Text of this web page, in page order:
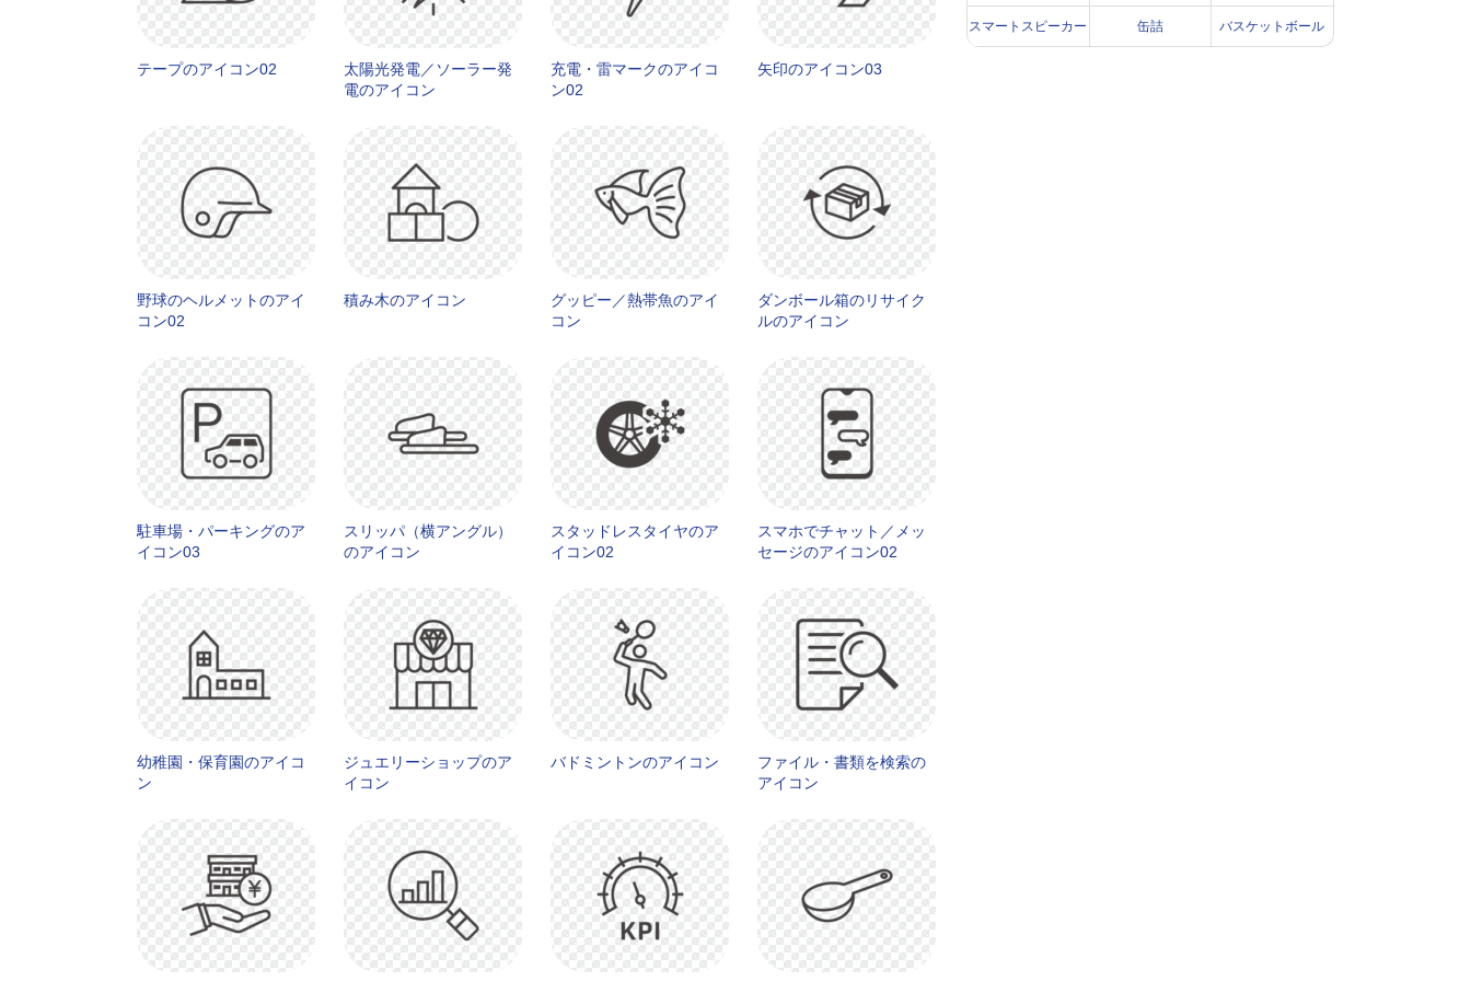
テープのアイコン02
太陽光発電／ソーラー発
電のアイコン
充電・雷マークのアイコ
ン02
矢印のアイコン03
野球のヘルメットのアイ
コン02
積み木のアイコン
グッピー／熱帯魚のアイ
コン
ダンボール箱のリサイク
ルのアイコン
駐車場・パーキングのア
イコン03
スリッパ（横アングル）
のアイコン
スタッドレスタイヤのア
イコン02
スマホでチャット／メッ
セージのアイコン02
幼稚園・保育園のアイコ
ン
ジュエリーショップのア
イコン
バドミントンのアイコン
ファイル・書類を検索の
アイコン
スマートスピーカー 缶詰 バスケットボール